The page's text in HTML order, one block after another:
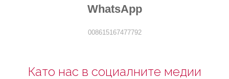
WhatsApp
008615167477792
Като нас в социалните медии